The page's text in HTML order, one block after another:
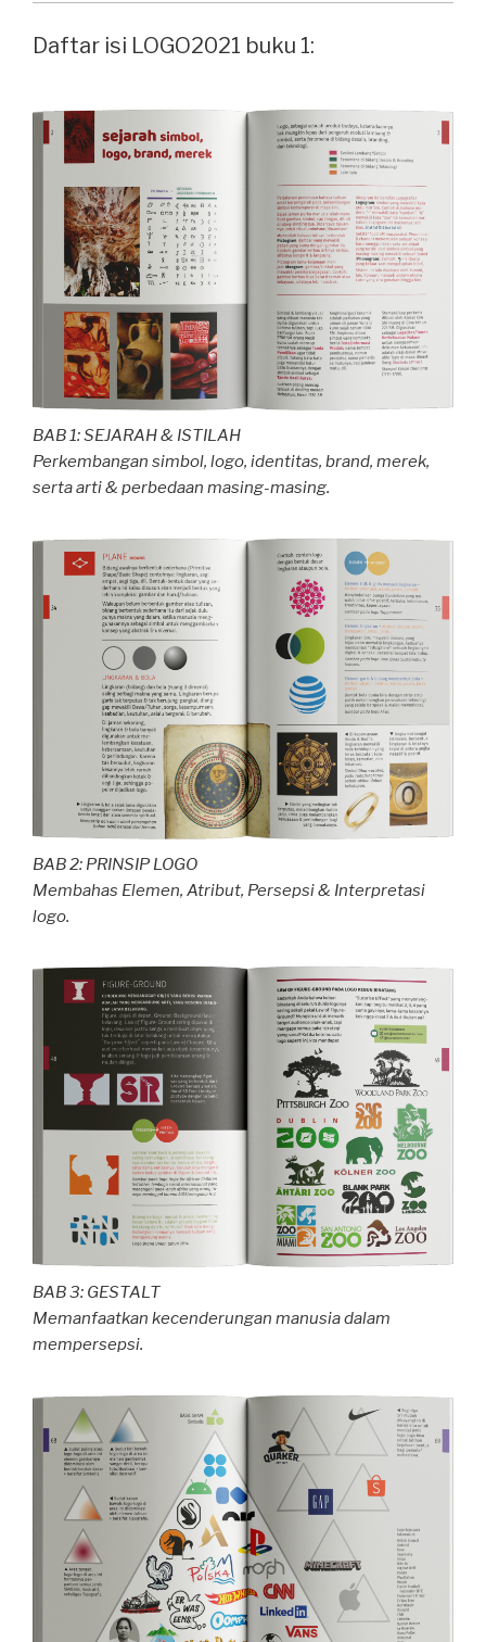
Daftar isi LOGO2021 buku 1:
BAB 1: SEJARAH & ISTILAH
Perkembangan simbol, logo, identitas, brand, merek,
serta arti & perbedaan masing-masing.
BAB 2: PRINSIP LOGO
Membahas Elemen, Atribut, Persepsi & Interpretasi
logo.
BAB 3: GESTALT
Memanfaatkan kecenderungan manusia dalam
mempersepsi.